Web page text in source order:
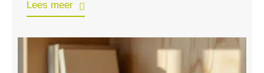
Lees meer